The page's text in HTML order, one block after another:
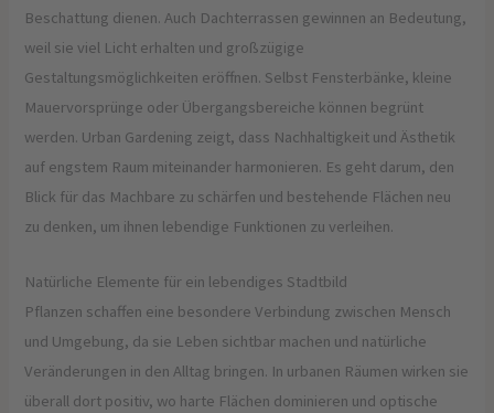
Beschattung dienen. Auch Dachterrassen gewinnen an Bedeutung,
weil sie viel Licht erhalten und großzügige
Gestaltungsmöglichkeiten eröffnen. Selbst Fensterbänke, kleine
Mauervorsprünge oder Übergangsbereiche können begrünt
werden. Urban Gardening zeigt, dass Nachhaltigkeit und Ästhetik
auf engstem Raum miteinander harmonieren. Es geht darum, den
Blick für das Machbare zu schärfen und bestehende Flächen neu
zu denken, um ihnen lebendige Funktionen zu verleihen.
Natürliche Elemente für ein lebendiges Stadtbild
Pflanzen schaffen eine besondere Verbindung zwischen Mensch
und Umgebung, da sie Leben sichtbar machen und natürliche
Veränderungen in den Alltag bringen. In urbanen Räumen wirken sie
überall dort positiv, wo harte Flächen dominieren und optische